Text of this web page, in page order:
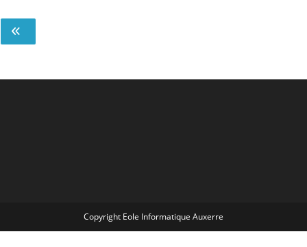
Copyright Eole Informatique Auxerre